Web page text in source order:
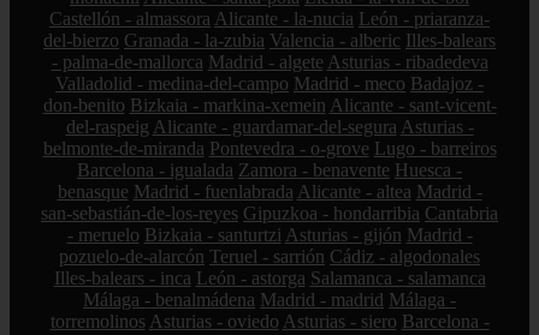
Castellón - almassora Alicante - la-nucia León - priaranza-
del-bierzo Granada - la-zubia Valencia - alberic Illes-balears
- palma-de-mallorca Madrid - algete Asturias - ribadedeva
Valladolid - medina-del-campo Madrid - meco Badajoz -
don-benito Bizkaia - markina-xemein Alicante - sant-vicent-
del-raspeig Alicante - guardamar-del-segura Asturias -
belmonte-de-miranda Pontevedra - o-grove Lugo - barreiros
Barcelona - igualada Zamora - benavente Huesca -
benasque Madrid - fuenlabrada Alicante - altea Madrid -
san-sebastián-de-los-reyes Gipuzkoa - hondarribia Cantabria
- meruelo Bizkaia - santurtzi Asturias - gijón Madrid -
pozuelo-de-alarcón Teruel - sarrión Cádiz - algodonales
Illes-balears - inca León - astorga Salamanca - salamanca
Málaga - benalmádena Madrid - madrid Málaga -
torremolinos Asturias - oviedo Asturias - siero Barcelona -